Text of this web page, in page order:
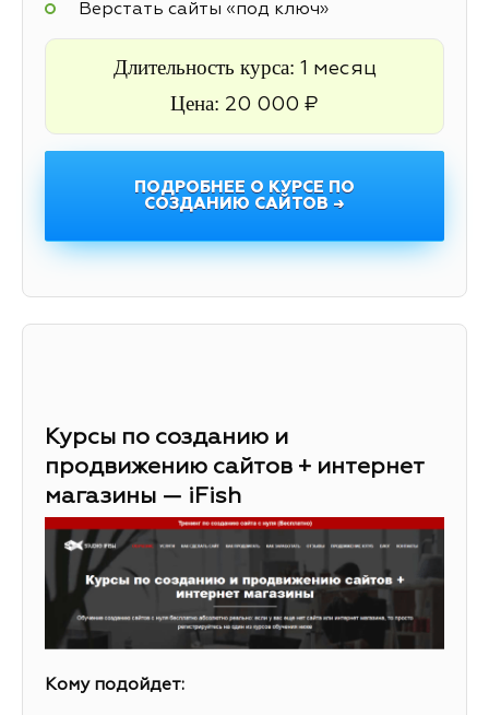
Верстать сайты «под ключ»
Длительность курса: 1 месяц
Цена: 20 000 ₽
ПОДРОБНЕЕ О КУРСЕ ПО
СОЗДАНИЮ САЙТОВ →
Курсы по созданию и
продвижению сайтов + интернет
магазины — iFish
Кому подойдет: